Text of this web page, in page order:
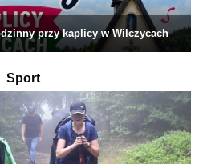
przy kaplicy w Wilczycach
Sport